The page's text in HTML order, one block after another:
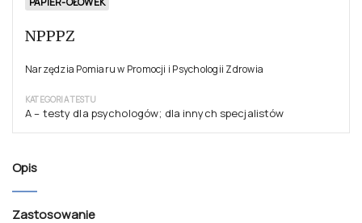
testów wydanych przez Pracownię. Ceny pozostałych testów
testu w fakturze rozpisany będzie na elementy z powodu zróżnicowanych
wystąpić groszowe różnice.
Produkty powiązane
NPPPZ